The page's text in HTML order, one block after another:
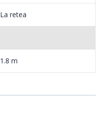
La retea
1.8 m